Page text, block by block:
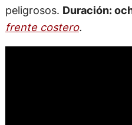
peligrosos. Duración:
frente costero.